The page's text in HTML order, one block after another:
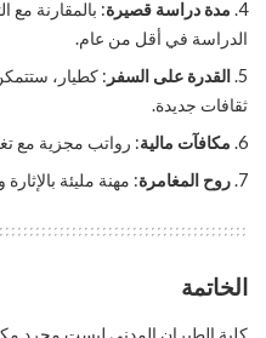
مدة دراسة قصيرة: بالمقارنة مع
الدراسة في أقل من عام.
القدرة على السفر : كطيار،
ثقافات جديدة.
مكافآت مالية: رواتب مجزية مع
روح المغامرة: مهنة مليئة
الخاتمة